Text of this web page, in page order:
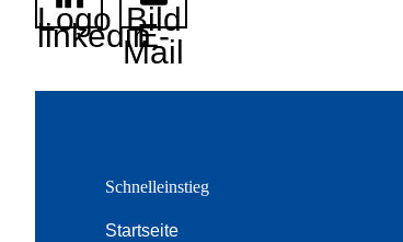
Logo
linkedinBild
E-
Mail
Schnelleinstieg
Startseite